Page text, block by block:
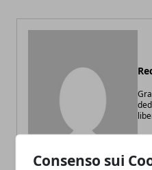
Consenso sui